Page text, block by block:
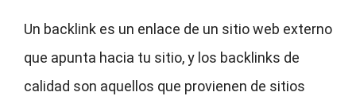
Un backlink es un enlace de un sitio web externo
que apunta hacia tu sitio, y los backlinks de
calidad son aquellos que provienen de sitios